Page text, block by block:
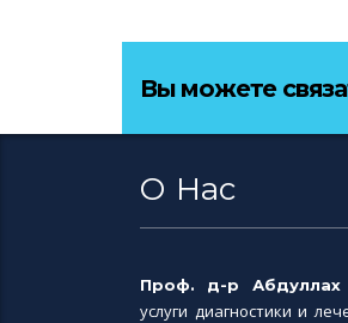
Вы можете
О Нас
Проф. д-р Абдуллах
услуги диагностики и